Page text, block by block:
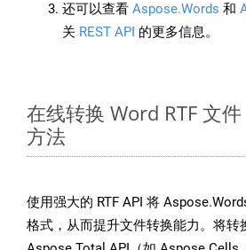
还可以查看 Aspose.Words 和
关 REST API 的更多信息。
在线转换 Word RTF 文
方法
使用强大的 RTF API 将
格式，从而提升文件转换能力。将转